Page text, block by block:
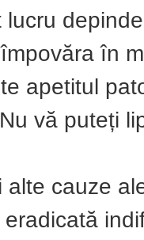
în
apetitul
vă puteți
alte cauze